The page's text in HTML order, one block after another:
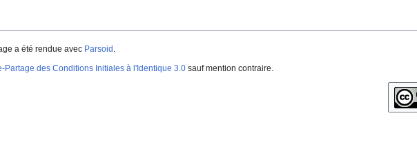
a été rendue avec Parsoid .
Partage des Conditions Initiales à l'Identique 3.0 sauf mention contraire.